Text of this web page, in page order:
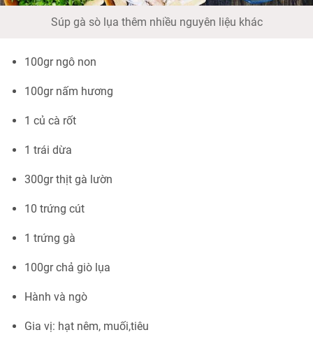
Súp gà sò lụa thêm nhiều nguyên liệu khác
100gr ngô non
100gr nấm hương
1 củ cà rốt
1 trái dừa
300gr thịt gà lườn
10 trứng cút
1 trứng gà
100gr chả giò lụa
Hành và ngò
Gia vị: hạt nêm, muối,tiêu